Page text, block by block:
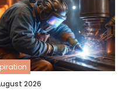
2026